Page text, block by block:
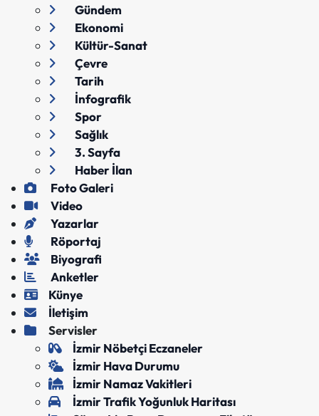
Gündem
Ekonomi
Kültür-Sanat
Çevre
Tarih
İnfografik
Spor
Sağlık
3. Sayfa
Haber İlan
Foto Galeri
Video
Yazarlar
Röportaj
Biyografi
Anketler
Künye
İletişim
Servisler
İzmir Nöbetçi Eczaneler
İzmir Hava Durumu
İzmir Namaz Vakitleri
İzmir Trafik Yoğunluk Haritası